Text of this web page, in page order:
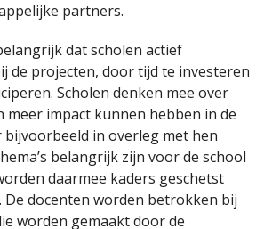
partners.
dat scholen actief
de projecten, door tijd te investeren
Scholen denken mee over
meer impact kunnen hebben in de
bijvoorbeeld in overleg met hen
belangrijk zijn voor de school
daarmee kaders geschetst
docenten worden betrokken bij
worden gemaakt door de